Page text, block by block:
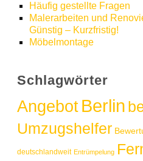
Häufig gestellte Fragen
Malerarbeiten und
Günstig – Kurzfristig!
Möbelmontage
Schlagwörter
AngebotBerlin
Umzugshelfer
deutschlandweit Entrümpelung